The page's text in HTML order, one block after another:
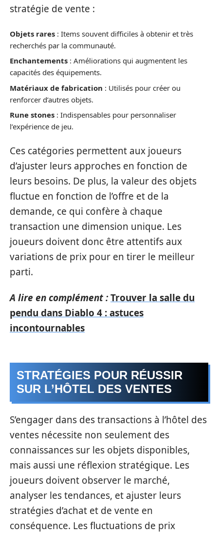
stratégie de vente :
Objets rares : Items souvent difficiles à obtenir et très
recherchés par la communauté.
Enchantements : Améliorations qui augmentent les
capacités des équipements.
Matériaux de fabrication : Utilisés pour créer ou
renforcer d’autres objets.
Rune stones : Indispensables pour personnaliser
l’expérience de jeu.
Ces catégories permettent aux joueurs
d’ajuster leurs approches en fonction de
leurs besoins. De plus, la valeur des objets
fluctue en fonction de l’offre et de la
demande, ce qui confère à chaque
transaction une dimension unique. Les
joueurs doivent donc être attentifs aux
variations de prix pour en tirer le meilleur
parti.
A lire en complément :Trouver la salle du
pendu dans Diablo 4 : astuces
incontournables
STRATÉGIES POUR RÉUSSIR
SUR L’HÔTEL DES VENTES
S’engager dans des transactions à l’hôtel des
ventes nécessite non seulement des
connaissances sur les objets disponibles,
mais aussi une réflexion stratégique. Les
joueurs doivent observer le marché,
analyser les tendances, et ajuster leurs
stratégies d’achat et de vente en
conséquence. Les fluctuations de prix